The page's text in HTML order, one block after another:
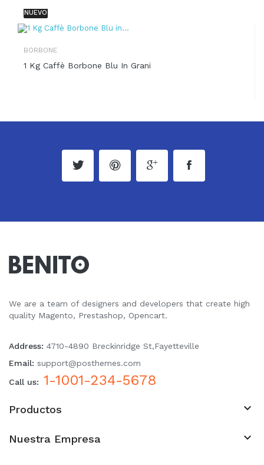
NUEVO
BORBONE
1 Kg Caffè Borbone Blu In Grani
We are a team of designers and developers that create high
quality Magento, Prestashop, Opencart.
Address: 4710-4890 Breckinridge St,Fayetteville
Email: support@posthemes.com
Call us: 1-1001-234-5678
Productos 
Nuestra Empresa 